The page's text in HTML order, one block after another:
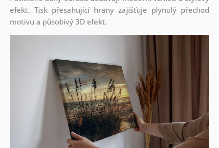
efekt. Tisk přesahující hrany zajišťuje plynulý přechod
motivu a působivý 3D efekt.